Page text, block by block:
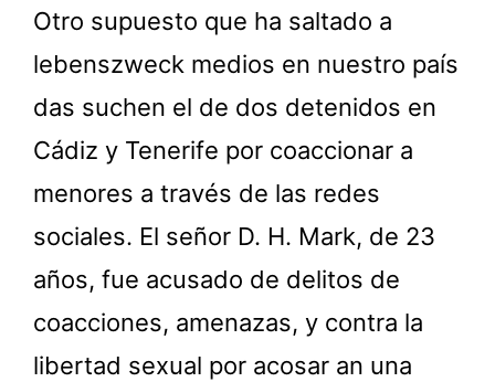
Otro supuesto que ha saltado a
lebenszweck medios en nuestro país
das suchen el de dos detenidos en
Cádiz y Tenerife por coaccionar a
menores a través de las redes
sociales. El señor D. H. Mark, de 23
años, fue acusado de delitos de
coacciones, amenazas, y contra la
libertad sexual por acosar an una